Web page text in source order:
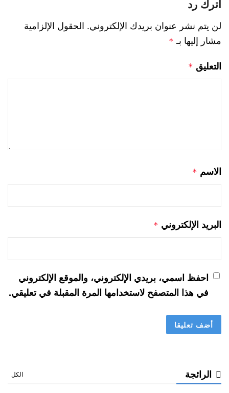
اترك رد
لن يتم نشر عنوان بريدك الإلكتروني. الحقول الإلزامية
مشار إليها بـ *
التعليق *
الاسم *
البريد الإلكتروني *
احفظ اسمي، بريدي الإلكتروني، والموقع الإلكتروني
في هذا المتصفح لاستخدامها المرة المقبلة في تعليقي.
الرائجة الكل